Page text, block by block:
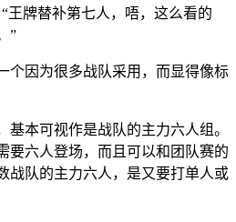
王牌替补第七人，唔，这么看的
”
个因为很多战队采用，而显得像标
基本可视作是战队的主力六人组。
要六人登场，而且可以和团队赛的
战队的主力六人，是又要打单人或